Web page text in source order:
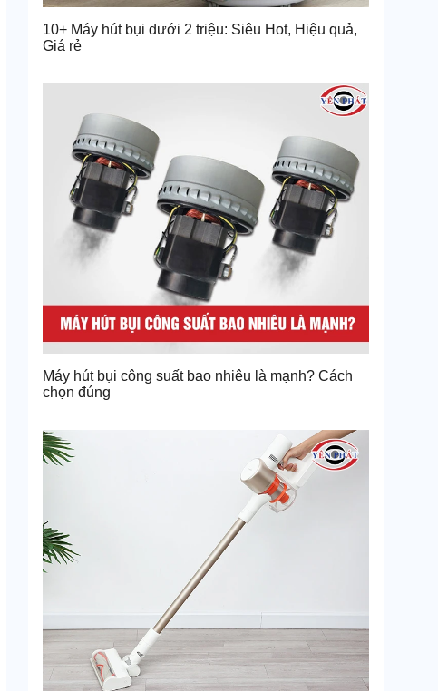
10+ Máy hút bụi dưới 2 triệu: Siêu Hot, Hiệu quả,
Giá rẻ
Máy hút bụi công suất bao nhiêu là mạnh? Cách
chọn đúng